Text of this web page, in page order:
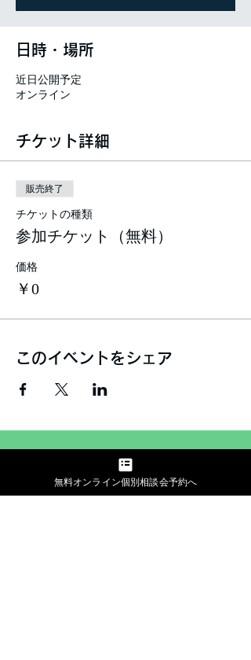
日時・場所
近日公開予定
オンライン
チケット詳細
販売終了
チケットの種類
参加チケット（無料）
価格
￥0
このイベントをシェア
無料オンライン個別相談会予約へ